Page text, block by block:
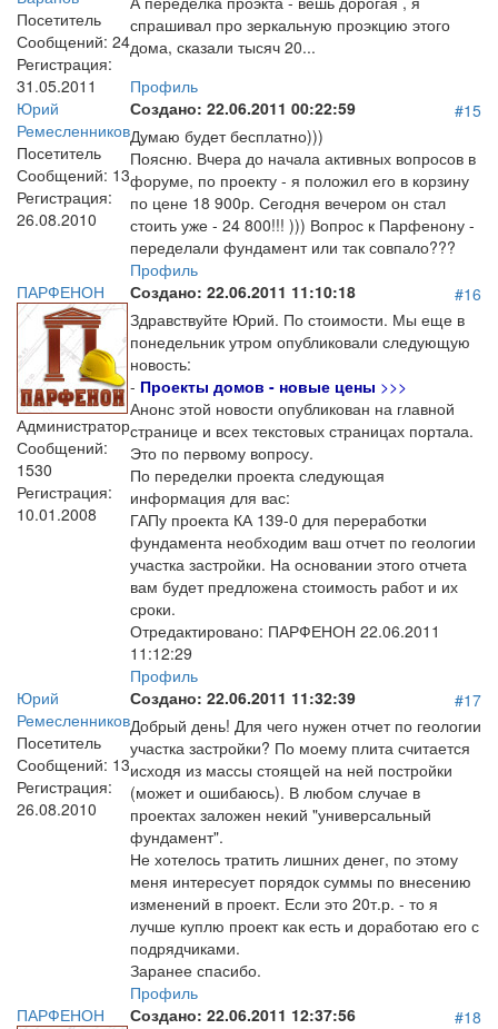
Посетитель
Сообщений: 24
Регистрация:
31.05.2011
спрашивал про зеркальную проэкцию этого
дома, сказали тысяч 20...
Профиль
Юрий
Ремесленников
Посетитель
Сообщений: 13
Регистрация:
26.08.2010
Создано: 22.06.2011 00:22:59
#15
Думаю будет бесплатно)))
Поясню. Вчера до начала активных вопросов в
форуме, по проекту - я положил его в корзину
по цене 18 900р. Сегодня вечером он стал
стоить уже - 24 800!!! ))) Вопрос к Парфенону -
переделали фундамент или так совпало???
Профиль
ПАРФЕНОН
Администратор
Сообщений:
1530
Регистрация:
10.01.2008
Создано: 22.06.2011 11:10:18
#16
Здравствуйте Юрий. По стоимости. Мы еще в
понедельник утром опубликовали следующую
новость:
- Проекты домов - новые цены >>>
Анонс этой новости опубликован на главной
странице и всех текстовых страницах портала.
Это по первому вопросу.
По переделки проекта следующая
информация для вас:
ГАПу проекта КА 139-0 для переработки
фундамента необходим ваш отчет по геологии
участка застройки. На основании этого отчета
вам будет предложена стоимость работ и их
сроки.
Отредактировано: ПАРФЕНОН 22.06.2011
11:12:29
Профиль
Юрий
Ремесленников
Посетитель
Сообщений: 13
Регистрация:
26.08.2010
Создано: 22.06.2011 11:32:39
#17
Добрый день! Для чего нужен отчет по геологии
участка застройки? По моему плита считается
исходя из массы стоящей на ней постройки
(может и ошибаюсь). В любом случае в
проектах заложен некий "универсальный
фундамент".
Не хотелось тратить лишних денег, по этому
меня интересует порядок суммы по внесению
изменений в проект. Если это 20т.р. - то я
лучше куплю проект как есть и доработаю его с
подрядчиками.
Заранее спасибо.
Профиль
ПАРФЕНОН
Создано: 22.06.2011 12:37:56
#18